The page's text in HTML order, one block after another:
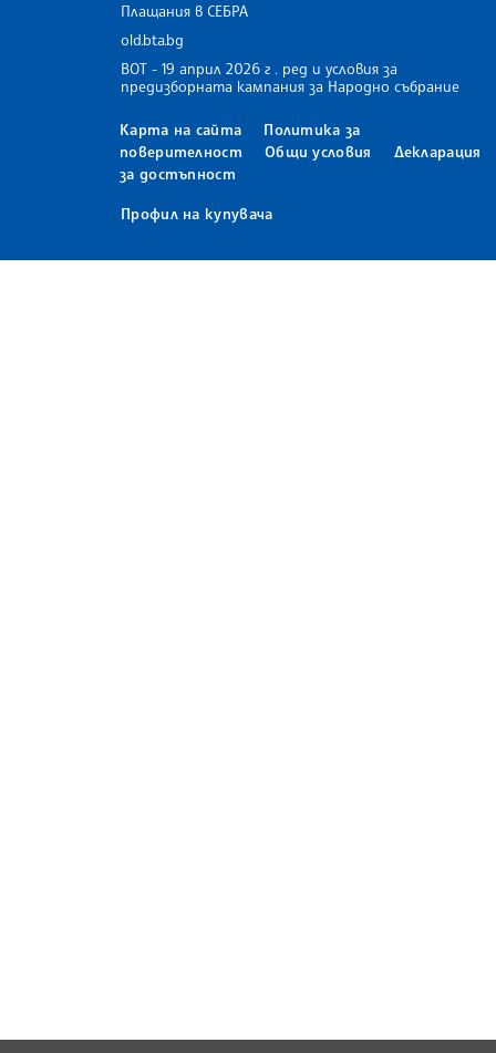
Плащания в СЕБРА
old.bta.bg
ВОТ - 19 април 2026 г . ред и условия за
предизборната кампания за Народно събрание
Карта на сайта
Политика за
поверителност
Общи условия
Декларация
за достъпност
Профил на купувача